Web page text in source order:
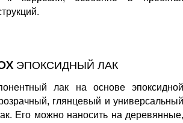
ЭПОКСИДНЫЙ ЛАК
лак на основе эпоксидной
глянцевый и универсальный
Его можно наносить на деревянные,